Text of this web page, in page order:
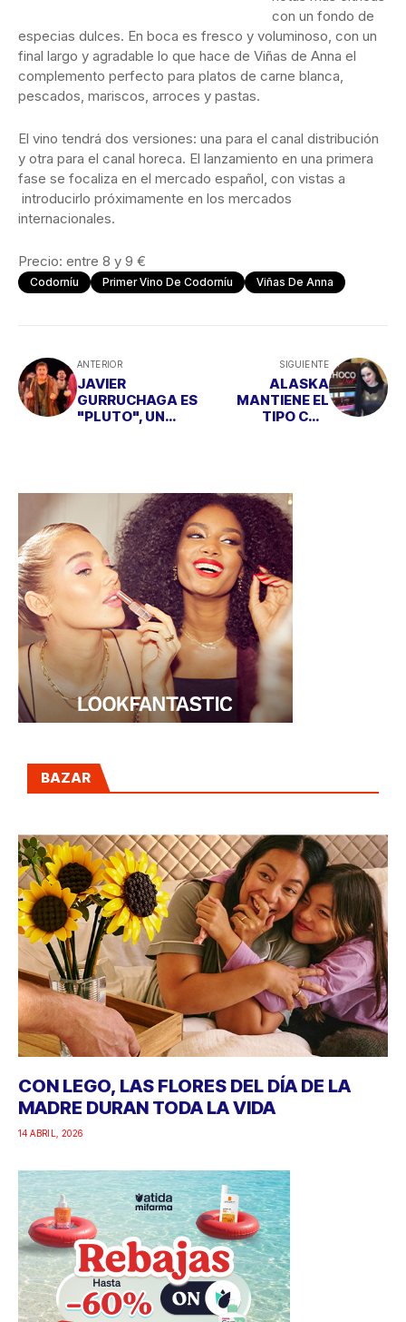
con un fondo de
especias dulces. En boca es fresco y voluminoso, con un
final largo y agradable lo que hace de Viñas de Anna el
complemento perfecto para platos de carne blanca,
pescados, mariscos, arroces y pastas.
El vino tendrá dos versiones: una para el canal distribución
y otra para el canal horeca. El lanzamiento en una primera
fase se focaliza en el mercado español, con vistas a
introducirlo próximamente en los mercados
internacionales.
Precio: entre 8 y 9 €
Codorníu Primer Vino De Codorníu Viñas De Anna
ANTERIOR
JAVIER
GURRUCHAGA ES
"PLUTO", UN
SIGUIENTE
ALASKA
MANTIENE EL
TIPO CON
BAZAR
CON LEGO, LAS FLORES DEL DÍA DE LA
MADRE DURAN TODA LA VIDA
14 ABRIL, 2026